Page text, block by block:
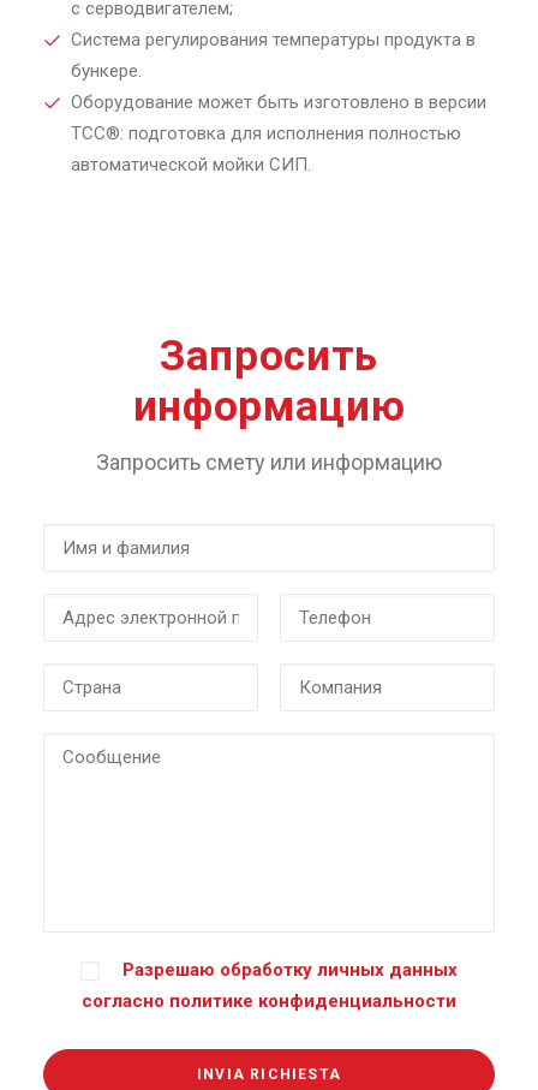
с серводвигателем;
Система регулирования температуры продукта в
бункере.
Оборудование может быть изготовлено в версии
TCC®: подготовка для исполнения полностью
автоматической мойки СИП.
Запросить
информацию
Запросить смету или информацию
Разрешаю обработку личных данных
согласно политике конфиденциальности